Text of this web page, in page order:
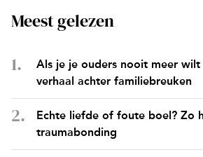
Meest gelezen
Als je je ouders nooit meer
verhaal achter familiebreuken
Echte liefde of foute boel? Zo
traumabonding